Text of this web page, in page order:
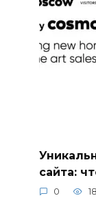
сайта:
0